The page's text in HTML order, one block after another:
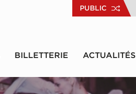
PUBLIC
BILLETTERIE ACTUALITÉS